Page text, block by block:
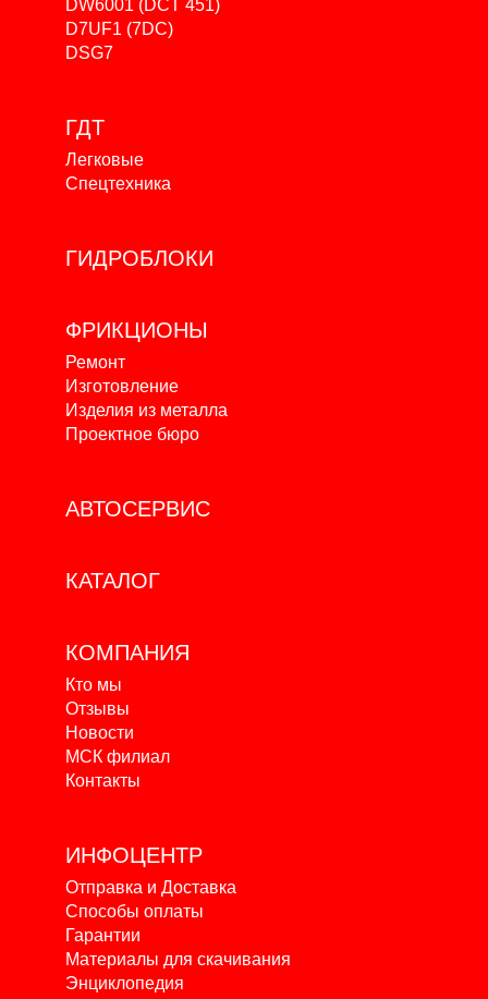
DW6001 (DCT 451)
D7UF1 (7DC)
DSG7
ГДТ
Легковые
Спецтехника
ГИДРОБЛОКИ
ФРИКЦИОНЫ
Ремонт
Изготовление
Изделия из металла
Проектное бюро
АВТОСЕРВИС
КАТАЛОГ
КОМПАНИЯ
Кто мы
Отзывы
Новости
МСК филиал
Контакты
ИНФОЦЕНТР
Отправка и Доставка
Способы оплаты
Гарантии
Материалы для скачивания
Энциклопедия